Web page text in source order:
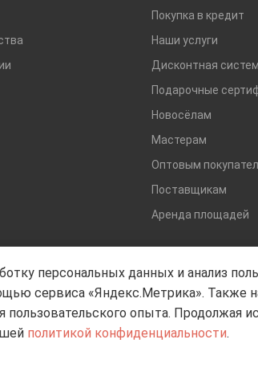
Покупка в кредит
Наши услуги
Дисконтная
Подарочные
Новосёлам
Мастерам
Оптовым
Поставщикам
Аренда площадей
персональных данных и анализ
сервиса «Яндекс.Метрика». Также
пользовательского опыта. Продолжая
политикой конфиденциальности.